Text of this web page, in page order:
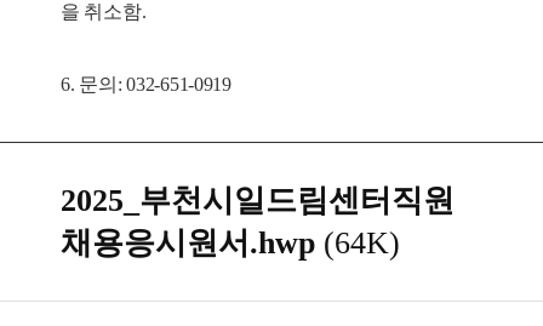
을 취소함.
6. 문의: 032-651-0919
2025_부천시일드림센터직원
채용응시원서.hwp (64K)